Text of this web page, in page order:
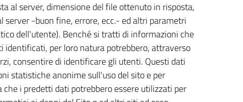
al server, dimensione del file ottenuto in risposta,
server -buon fine, errore, ecc.- ed altri parametri
dell'utente). Benché si tratti di informazioni che
identificati, per loro natura potrebbero, attraverso
consentire di identificare gli utenti. Questi dati
statistiche anonime sull'uso del sito e per
i predetti dati potrebbero essere utilizzati per